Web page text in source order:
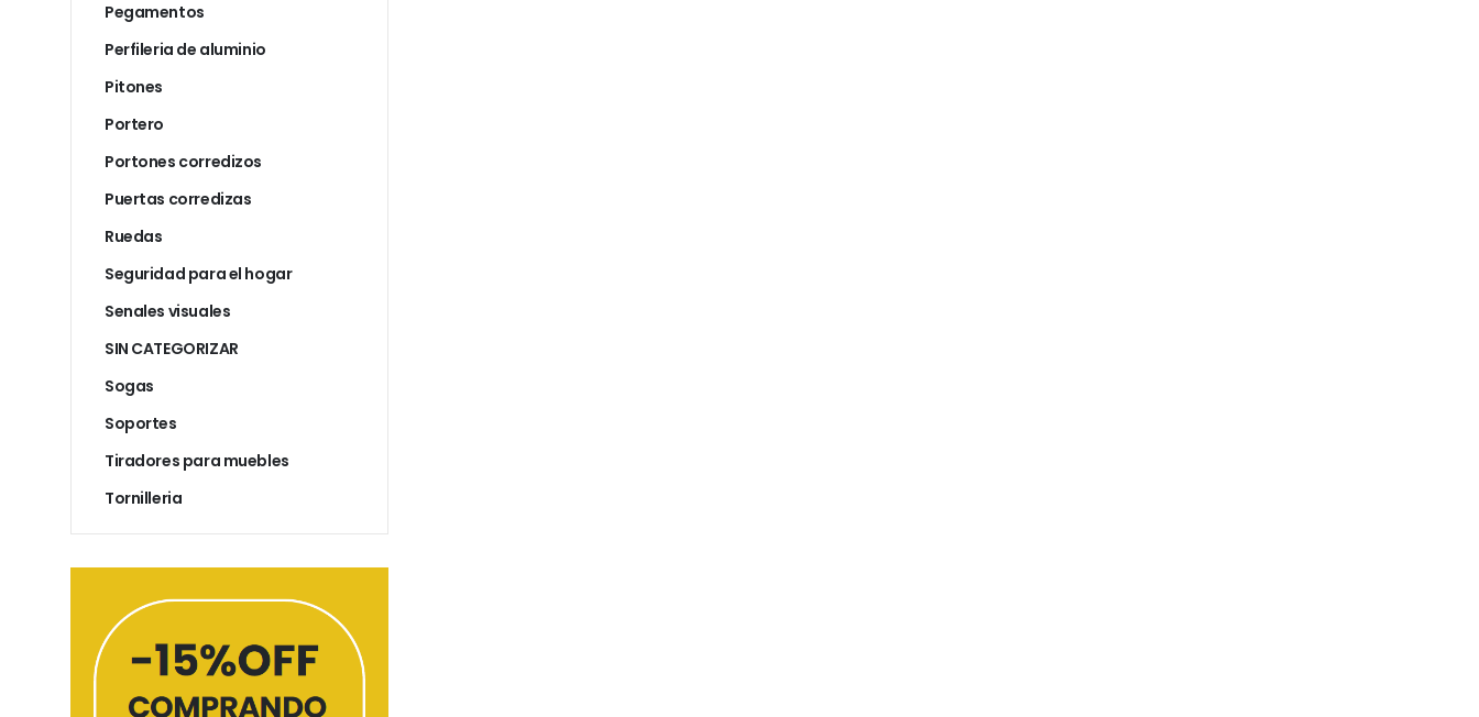
Pegamentos
Perfileria de aluminio
Pitones
Portero
Portones corredizos
Puertas corredizas
Ruedas
Seguridad para el hogar
Senales visuales
SIN CATEGORIZAR
Sogas
Soportes
Tiradores para muebles
Tornilleria